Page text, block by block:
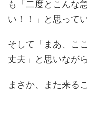
も「二度とこんな
い！！」と思って
そして「まあ、こ
丈夫」と思いなが
まさか、また来る